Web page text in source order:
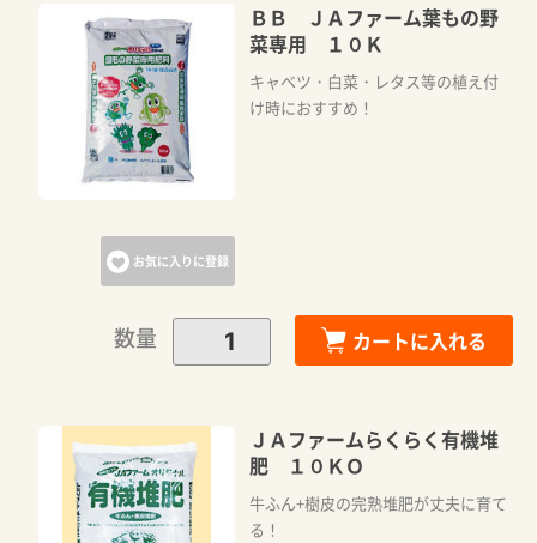
お気に入りに登録
ＢＢ ＪＡファーム葉もの野
菜専用 １０Ｋ
キャベツ・白菜・レタス等の植え付
け時におすすめ！
数量 カートに入れる
ＪＡファームらくらく有機堆
肥 １０ＫＯ
牛ふん+樹皮の完熟堆肥が丈夫に育て
る！